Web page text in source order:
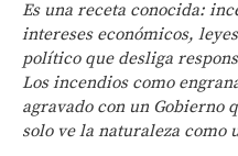
Es una receta conocida:
intereses económicos,
político que desliga
Los incendios como
agravado con un Gobierno
solo ve la naturaleza como